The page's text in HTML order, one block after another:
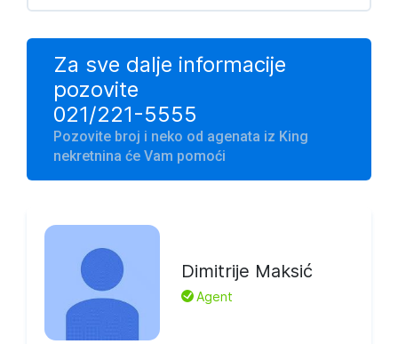
Za sve dalje informacije
pozovite
021/221-5555
Pozovite broj i neko od agenata iz King
nekretnina će Vam pomoći
Dimitrije Maksić
L Agent